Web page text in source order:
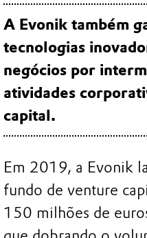
A Evonik também
tecnologias
negócios por
atividades
capital.
Em 2019, a Evonik
fundo de venture
150 milhões de